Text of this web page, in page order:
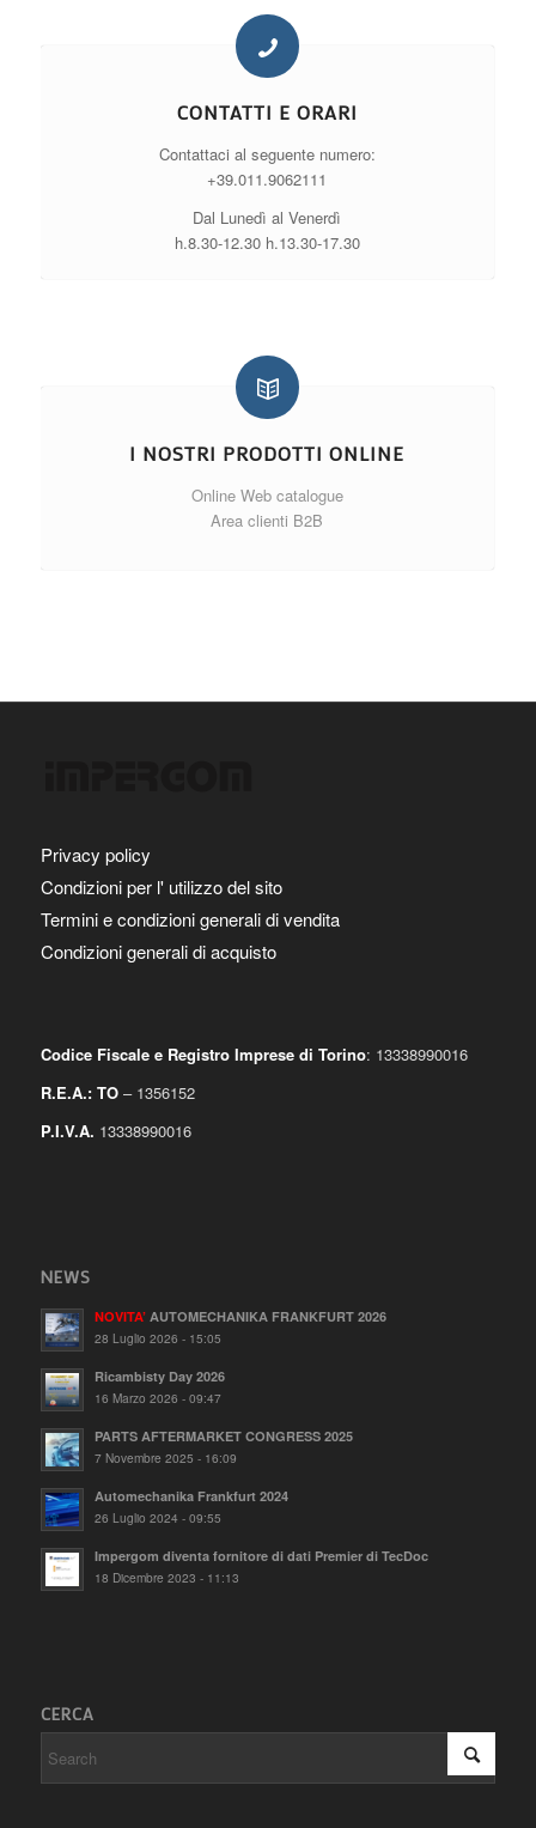
CONTATTI E ORARI
Contattaci al seguente numero:
+39.011.9062111
Dal Lunedì al Venerdì
h.8.30-12.30 h.13.30-17.30
I NOSTRI PRODOTTI ONLINE
Online Web catalogue
Area clienti B2B
Privacy policy
Condizioni per l' utilizzo del sito
Termini e condizioni generali di vendita
Condizioni generali di acquisto
Codice Fiscale e Registro Imprese di Torino: 13338990016
R.E.A.: TO– 1356152
P.I.V.A. 13338990016
NEWS
NOVITA’AUTOMECHANIKA FRANKFURT 2026
28 Luglio 2026 - 15:05
Ricambisty Day 2026
16 Marzo 2026 - 09:47
PARTS AFTERMARKET CONGRESS 2025
7 Novembre 2025 - 16:09
Automechanika Frankfurt 2024
26 Luglio 2024 - 09:55
Impergom diventa fornitore di dati Premier di TecDoc
18 Dicembre 2023 - 11:13
CERCA